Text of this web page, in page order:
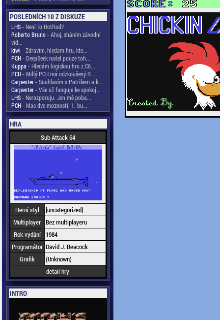
POSLEDNÍCH 10 Z DISKUZE
LHS- Není to HotRod?
Roberto Bruno- Ahoj, sháním závodní
vid...
kiwi - Zdravim, hledam hru, kte...
PCH- DeepSeek našel pouze toh...
Kuppa - Hledám logickou hru z C6...
PCH- Mdlý PCH má odzkoušený R...
Carpenter- Souhlasím s Patrikem a k...
Carpenter- Vše už funguje ke spokoj...
LHS- Nerozporuju. Jen mě poba...
PCH- Mas dve moznosti. 1. bu...
HRA
Sub Attack 64
Herní styl
[uncategorized]
Multiplayer Bez multiplayeru
Rok vydání
1984
Programátor David J. Beacock
Grafik
(Unknown)
detail hry
INTRO